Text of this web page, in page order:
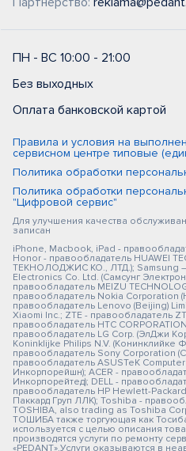
ПН - ВС 10:00 - 21:00
Без выходных
Оплата банковской картой
Правила и условия на
сервисном центре типовые
Политика обработки
Политика обработки
"Цифровой сервис"
Для улучшения качества
записан
iPhone, Macbook, iPad -
Honor - правообладатель HUAWEI
ТЕКНОЛОДЖИС КО., ЛТД.); Samsung –
Electronics Co. Ltd. (Самсунг
правообладатель MEIZU
правообладатель Nokia Corporation
правообладатель Lenovo (Beijing)
Xiaomi Inc.; ZTE - правообладатель
правообладатель HTC
правообладатель LG Corp. (ЭлДжи
Koninklijke Philips N.V. (Конинклийке
правообладатель Sony Corporation
правообладатель ASUSTeK
Инкорпорейшн); ACER -
Инкорпорейтед); DELL -
правообладатель HP Hewlett-
Паккард Груп ЛЛК); Toshiba -
TOSHIBA, also trading as Toshiba
ТОШИБА также торгующая как
используется с целью описания
производятся услуги по ремонту
«PEDANT».Услуги оказываются в